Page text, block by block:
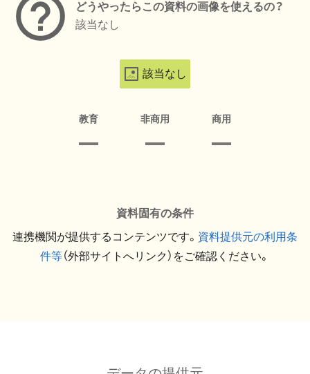
どうやったらこの資料の画像を使えるの？
該当なし
該当なし
教育 非商用 商用
資料固有の条件
連携機関が提供するコンテンツです。 資料提供元の利用条
件等（外部サイトへリンク）をご確認ください。